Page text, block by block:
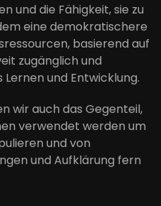
und die Fähigkeit, sie zu
eine demokratischere
basierend auf
zugänglich und
und Entwicklung.
wir auch das Gegenteil,
verwendet werden um
und von
und Aufklärung fern